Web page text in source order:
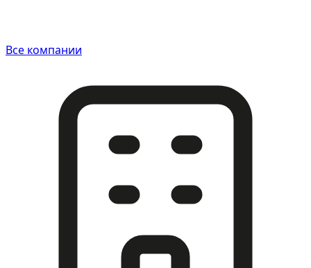
Все компании